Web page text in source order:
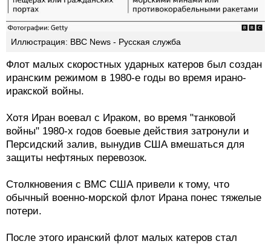
Иллюстрация: BBC News - Русская служба
Флот малых скоростных ударных катеров был создан
иранским режимом в 1980-е годы во время ирано-
иракской войны.
Хотя Иран воевал с Ираком, во время "танковой
войны" 1980-х годов боевые действия затронули и
Персидский залив, вынудив США вмешаться для
защиты нефтяных перевозок.
Столкновения с ВМС США привели к тому, что
обычный военно-морской флот Ирана понес тяжелые
потери.
После этого иранский флот малых катеров стал